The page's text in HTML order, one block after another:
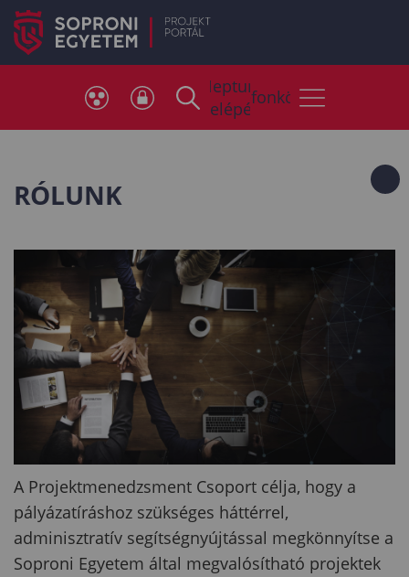
Neptun
belépés
Telefonkönyv
RÓLUNK
A Projektmenedzsment Csoport célja, hogy a
pályázatíráshoz szükséges háttérrel,
adminisztratív segítségnyújtással megkönnyítse a
Soproni Egyetem által megvalósítható projektek